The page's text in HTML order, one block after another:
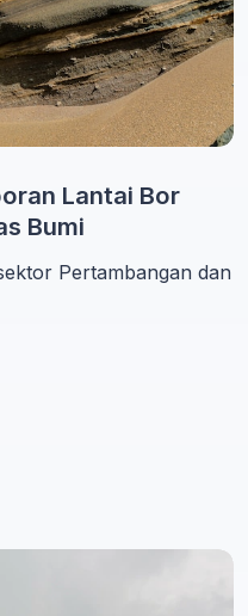
Lantai Bor
Bumi
Pertambangan dan